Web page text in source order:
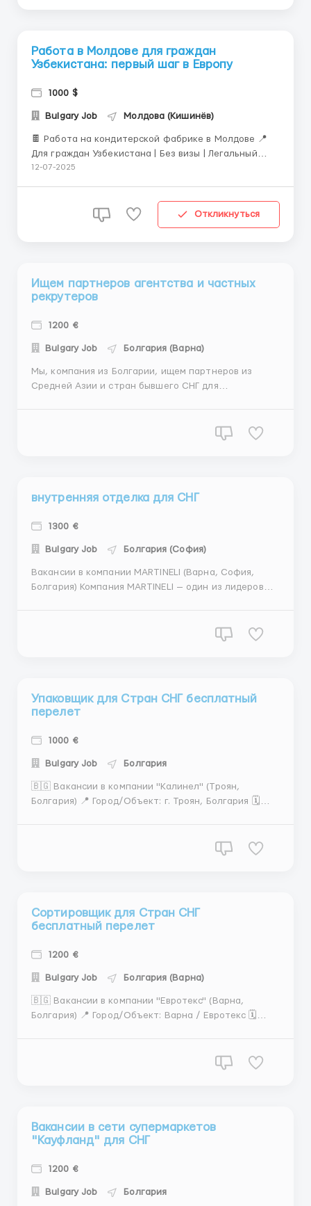
Работа в Молдове для граждан
Узбекистана: первый шаг в Европу
1000 $
Bulgary Job Молдова (Кишинёв)
🍫 Работа на кондитерской фабрике в Молдове 📍
Для граждан Узбекистана | Без визы | Легальный
путь к Европе 🔹 Описание вакансии: Приглашаем
работа — это ваш первый шаг к легальной жизни и
12-07-2025
Откликнуться
Ищем партнеров агентства и частных
рекрутеров
1200 €
Bulgary Job Болгария (Варна)
Мы, компания из Болгарии, ищем партнеров из
Средней Азии и стран бывшего СНГ для
Германию, Польшу, Словакию и другие страны
внутренняя отделка для СНГ
1300 €
Bulgary Job Болгария (София)
Вакансии в компании MARTINELI (Варна, София,
Болгария) Компания MARTINELI — один из лидеров
специализируемся на проектировании, дизайне
Упаковщик для Стран СНГ бесплатный
перелет
1000 €
Bulgary Job Болгария
🇧🇬 Вакансии в компании "Калинел" (Троян,
Болгария) 📍 Город/Объект: г. Троян, Болгария 🗓
Сортировщик для Стран СНГ
бесплатный перелет
1200 €
Bulgary Job Болгария (Варна)
🇧🇬 Вакансии в компании "Евротекс" (Варна,
Болгария) 📍 Город/Объект: Варна / Евротекс 🗓
👷‍♂️ Разнорабочий - сортировщик (мужчины) 💶
Вакансии в сети супермаркетов
"Кауфланд" для СНГ
1200 €
Bulgary Job Болгария